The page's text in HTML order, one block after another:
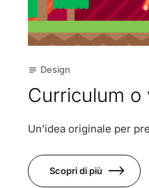
subject Design
Curriculum o
Un’idea originale per
Scopri di più